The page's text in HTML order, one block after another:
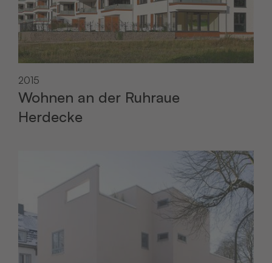
2015
Wohnen an der Ruhraue
Herdecke